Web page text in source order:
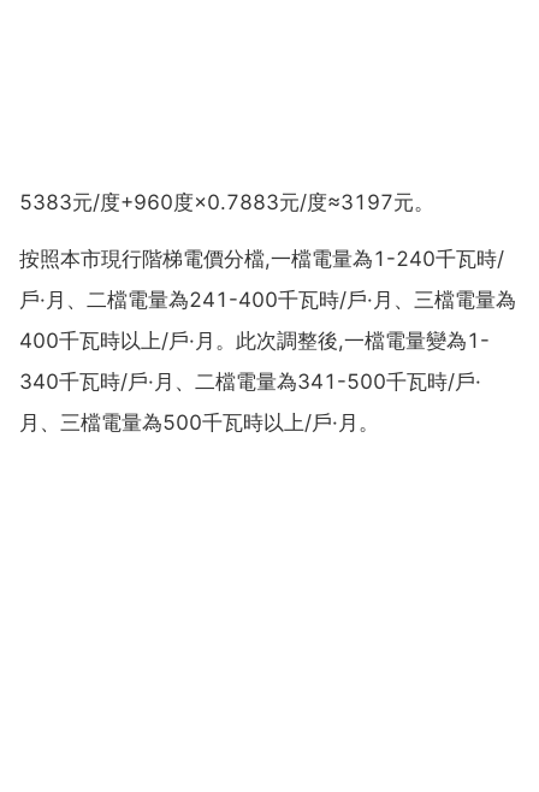
5383元/度+960度×0.7883元/度≈3197元。
按照本市現行階梯電價分檔,一檔電量為1-240千瓦時/
戶·月、二檔電量為241-400千瓦時/戶·月、三檔電量為
400千瓦時以上/戶·月。此次調整後,一檔電量變為1-
340千瓦時/戶·月、二檔電量為341-500千瓦時/戶·
月、三檔電量為500千瓦時以上/戶·月。